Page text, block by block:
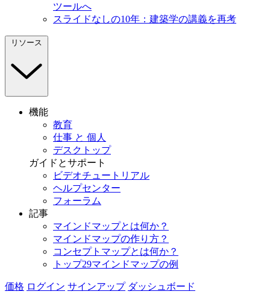
ツールへ
スライドなしの10年：建築学の講義を再考
リソース
機能
教育
仕事 と 個人
デスクトップ
ガイドとサポート
ビデオチュートリアル
ヘルプセンター
フォーラム
記事
マインドマップとは何か？
マインドマップの作り方？
コンセプトマップとは何か？
トップ29マインドマップの例
価格 ログイン サインアップ ダッシュボード